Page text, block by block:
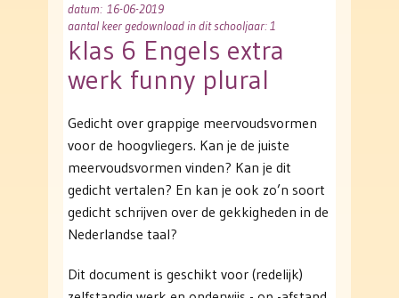
datum: 16-06-2019
aantal keer gedownload in dit schooljaar: 1
klas 6 Engels extra
werk funny plural
Gedicht over grappige meervoudsvormen
voor de hoogvliegers. Kan je de juiste
meervoudsvormen vinden? Kan je dit
gedicht vertalen? En kan je ook zo’n soort
gedicht schrijven over de gekkigheden in de
Nederlandse taal?
Dit document is geschikt voor (redelijk)